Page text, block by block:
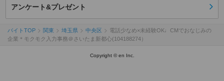
アンケート&プレゼント
バイトTOP 関東 埼玉県 中央区
電話少なめ×未経験OK♩CMでおなじみの
企業＊モクモク入力事務＠さいたま新都心(104188274）
Copyright © en Inc.